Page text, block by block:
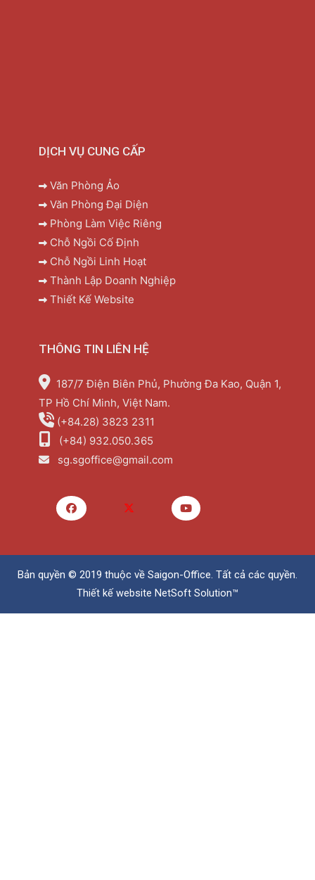
DỊCH VỤ CUNG CẤP
Văn Phòng Ảo
Văn Phòng Đại Diện
Phòng Làm Việc Riêng
Chỗ Ngồi Cố Định
Chỗ Ngồi Linh Hoạt
Thành Lập Doanh Nghiệp
Thiết Kế Website
THÔNG TIN LIÊN HỆ
187/7 Điện Biên Phủ, Phường Đa Kao, Quận 1,
TP Hồ Chí Minh, Việt Nam.
(+84.28) 3823 2311
(+84) 932.050.365
sg.sgoffice@gmail.com
Bản quyền © 2019 thuộc về Saigon-Office. Tất cả các quyền.
Thiết kế website NetSoft Solution™